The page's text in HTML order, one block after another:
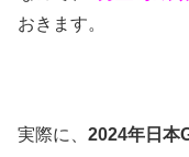
おきます。
実際に、 2024年日本